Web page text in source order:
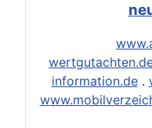
information.de.